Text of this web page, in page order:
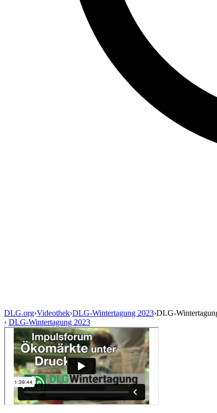
DLG.org›Videothek›DLG-Wintertagung 2023›DLG-
‹ DLG-Wintertagung 2023